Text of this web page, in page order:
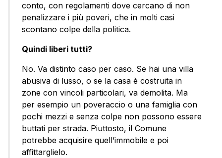
conto, con regolamenti dove cercano di non
penalizzare i più poveri, che in molti casi
scontano colpe della politica.
Quindi liberi tutti?
No. Va distinto caso per caso. Se hai una villa
abusiva di lusso, o se la casa è costruita in
zone con vincoli particolari, va demolita. Ma
per esempio un poveraccio o una famiglia con
pochi mezzi e senza colpe non possono essere
buttati per strada. Piuttosto, il Comune
potrebbe acquisire quell’immobile e poi
affittarglielo.